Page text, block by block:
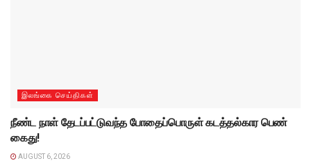
இலங்கை செய்திகள்
நீண்ட நாள் தேடப்பட்டுவந்த போதைப்பொருள் கடத்தல்கார பெண்
கைது!
AUGUST 6, 2026